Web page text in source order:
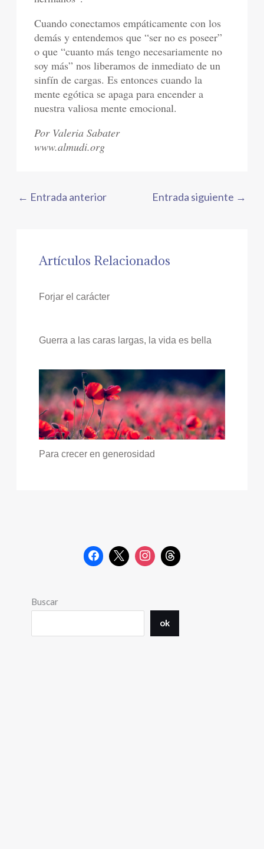
Cuando conectamos empáticamente con los
demás y entendemos que “ser no es poseer”
o que “cuanto más tengo necesariamente no
soy más” nos liberamos de inmediato de un
sinfín de cargas. Es entonces cuando la
mente egótica se apaga para encender a
nuestra valiosa mente emocional.
Por Valeria Sabater
www.almudi.org
← Entrada anterior Entrada siguiente →
Artículos Relacionados
Forjar el carácter
Guerra a las caras largas, la vida es bella
Para crecer en generosidad
Buscar
ok